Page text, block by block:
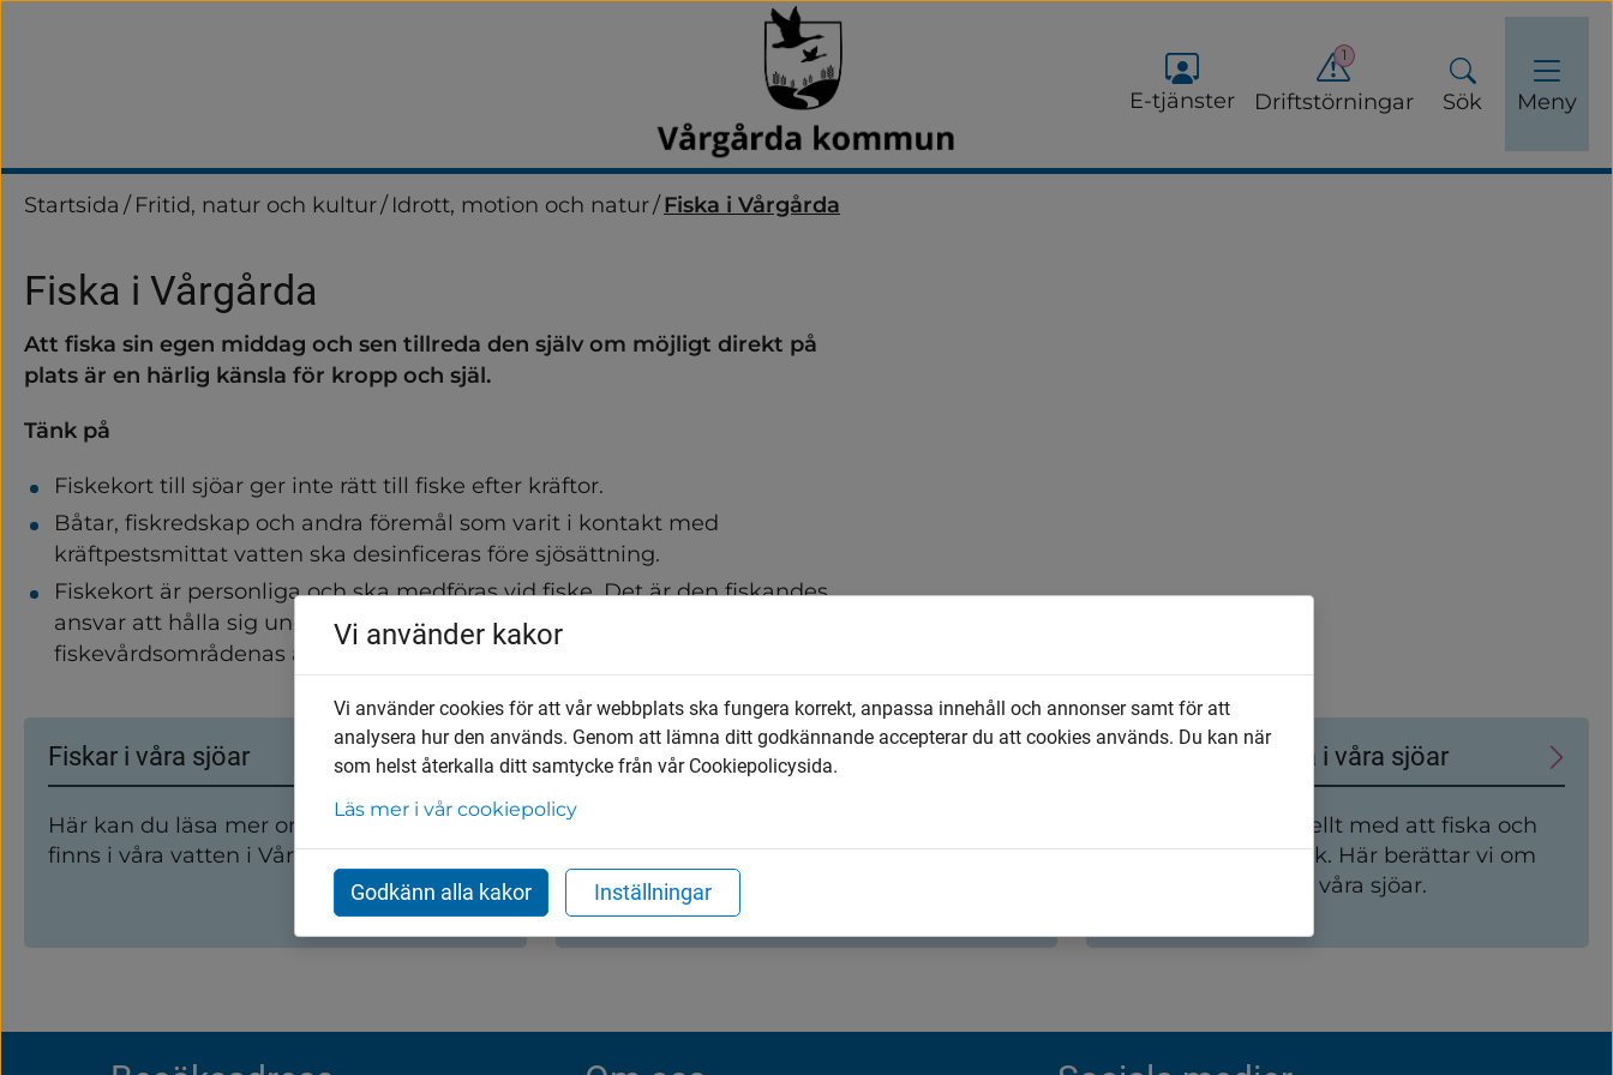
E-tjänster Driftstörningar
1
Sök Meny
Startsida / Fritid, natur och kultur/ Idrott, motion och natur/Fiska i Vårgårda
Fiska i Vårgårda
Att fiska sin egen middag och sen tillreda den själv om möjligt direkt på
plats är en härlig känsla för kropp och själ.
Tänk på
Fiskekort till sjöar ger inte rätt till fiske efter kräftor.
Båtar, fiskredskap och andra föremål som varit i kontakt med
kräftpestsmittat vatten ska desinficeras före sjösättning.
Fiskekort är personliga och ska medföras vid fiske. Det är den fiskandes
ansvar att hålla sig underrättad om gällande regler som gäller inom
fiskevårdsområdenas anslagstavla eller anges på fiskekort.
Undersidor
Fiskar i våra sjöar
Här kan du läsa mer om vilka fiskar som
finns i våra vatten i Vårgårda.
Fiskekort och regler för fiske
Vårgårda. Du kan läsa mer om vilka sjöar
som täcks i Vårgårda kommun, vad som
gäller för fiskekort och fiskesätt.
Olika sätt att fiska i våra sjöar
Det är något speciellt med att fiska och
tillreda sin egen fisk. Här berättar vi om
olika sätt att fiska i våra sjöar.
Vi använder kakor
Vi använder cookies för att vår webbplats ska fungera korrekt, anpassa innehåll och annonser samt för att
analysera hur den används. Genom att lämna ditt godkännande accepterar du att cookies används. Du kan när
som helst återkalla ditt samtycke från vår Cookiepolicysida.
Läs mer i vår cookiepolicy
Godkänn alla kakor Inställningar